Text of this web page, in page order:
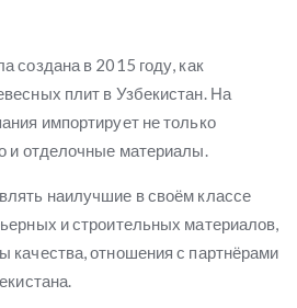
создана в 2015 году, как
плит в Узбекистан. На
импортирует не только
и отделочные материалы.
наилучшие в своём классе
и строительных материалов,
качества, отношения с партнёрами